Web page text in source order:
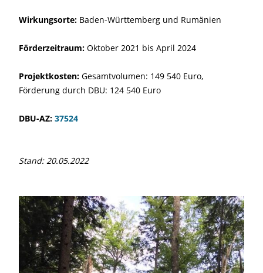
Wirkungsorte: Baden-Württemberg und Rumänien
Förderzeitraum: Oktober 2021 bis April 2024
Projektkosten: Gesamtvolumen: 149 540 Euro,
Förderung durch DBU: 124 540 Euro
DBU-AZ: 37524
Stand: 20.05.2022